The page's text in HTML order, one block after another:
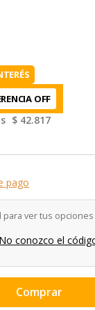
$ 42.817
pago
ver tus opciones
No conozco el
Comprar